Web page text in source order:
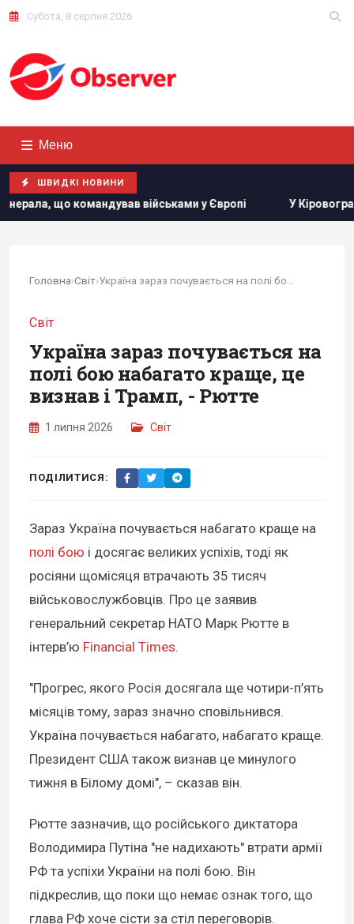
Субота, 8 серпня 2026
Меню
ШВИДКІ НОВИНИ
військами у Європі У Кіровоградській області
Головна›Світ›
Світ
Україна зараз почувається на
полі бою набагато краще, це
визнав і Трамп, - Рютте
1 липня 2026 Світ
ПОДІЛИТИСЯ:
Зараз Україна почувається набагато краще на
полі бою і досягає великих успіхів, тоді як
росіяни щомісяця втрачають 35 тисяч
військовослужбовців. Про це заявив
генеральний секретар НАТО Марк Рютте в
інтерв’ю Financial Times.
"Прогрес, якого Росія досягала ще чотири-п’ять
місяців тому, зараз значно сповільнився.
Україна почувається набагато, набагато краще.
Президент США також визнав це минулого
тижня в Білому домі", – сказав він.
Рютте зазначив, що російського диктатора
Володимира Путіна "не надихають" втрати армії
РФ та успіхи України на полі бою. Він
підкреслив, що поки що немає ознак того, що
глава РФ хоче сісти за стіл переговорів.